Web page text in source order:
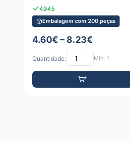
4945
Embalagem com 200 peças
4.60€ – 8.23€
Quantidade: Mín: 1